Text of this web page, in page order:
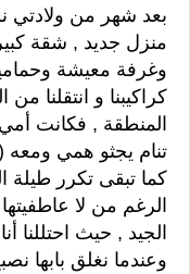
بعد شهر من ولادتي
منزل جديد , شقة
وغرفة معيشة
كراكيبنا و انتقلنا
المنطقة , فكانت
تنام يجثو همي
كما تبقى تكرر طيلة
الرغم من لا
الجيد , حيث احتللنا
وعندما نغلق بابها